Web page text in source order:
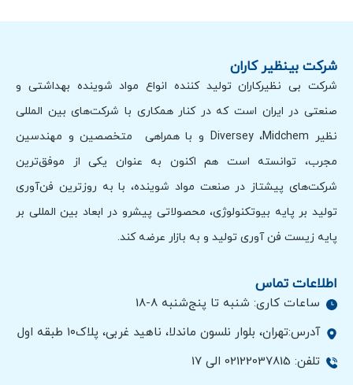
شرکت بینظیر کاران
شرکت بی نظیرکاران تولید کننده انواع مواد شوینده بهداشتی و
صنعتی در ایران است که در کنار همکاری با شرکت‌های بین المللی
نظیر Diversey ،Midchem و با همراهی متخصصین و مهندسین
مجرب، توانسته است هم اکنون به عنوان یکی از موفق‌ترین
شرکت‌های پیشتاز در صنعت مواد شوینده، با به روزترین فن‌آوری
تولید بر پایه بیوتکنولوژی، محصولاتی پیشرو در ابعاد بین المللی بر
پایه زیست فن آوری تولید و به بازار عرضه کند.
اطلاعات تماس
ساعات کاری: شنبه تا پنج‌شنبه 8-18
آدرس:تهران، بلوار نلسون ماندلا، ناهید غربی، پلاک۱۰ طبقه اول
تلفن: 02122037815 الی 17